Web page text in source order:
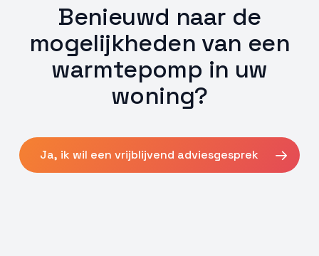
Benieuwd naar de
mogelijkheden van een
warmtepomp in uw
woning?
Ja, ik wil een vrijblijvend adviesgesprek